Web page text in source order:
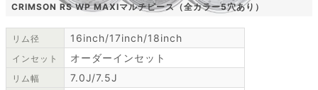
CRIMSON RS WP MAXIマルチピース（全カラー5穴あり）
リム径 16inch/17inch/18inch
インセット オーダーインセット
リム幅 7.0J/7.5J